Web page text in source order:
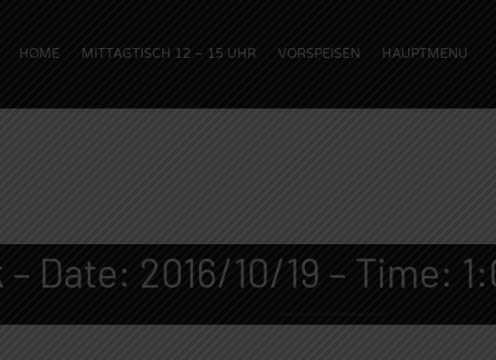
HOME MITTAGTISCH 12 – 15 UHR VORSPEISEN HAUPTMENU
– Date: 2016/10/19 – Time: